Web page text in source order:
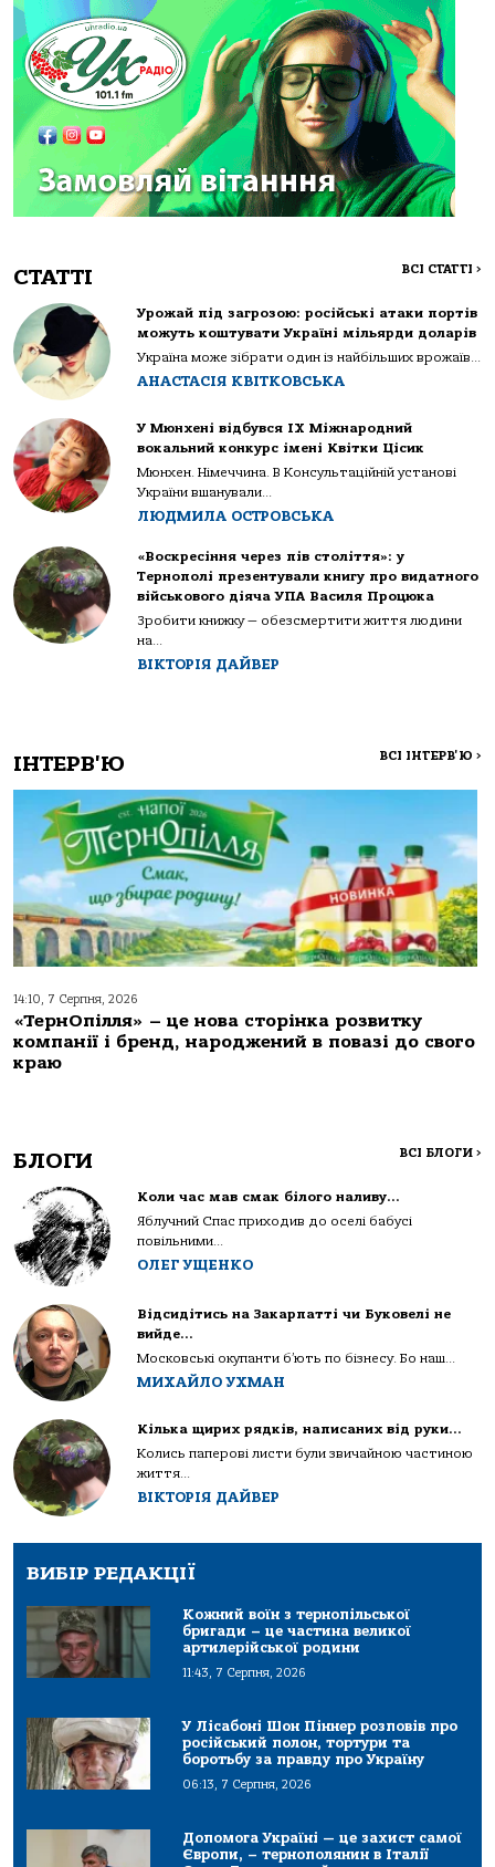
СТАТТІ ВСІ СТАТТІ >
Урожай під загрозою: російські атаки портів
можуть коштувати Україні мільярди доларів
Україна може зібрати один із найбільших врожаїв...
АНАСТАСІЯ КВІТКОВСЬКА
У Мюнхені відбувся IX Міжнародний
вокальний конкурс імені Квітки Цісик
Мюнхен. Німеччина. В Консультаційній установі
України вшанували...
ЛЮДМИЛА ОСТРОВСЬКА
«Воскресіння через пів століття»: у
Тернополі презентували книгу про видатного
військового діяча УПА Василя Процюка
Зробити книжку — обезсмертити життя людини
на...
ВІКТОРІЯ ДАЙВЕР
ІНТЕРВ'Ю ВСІ ІНТЕРВ'Ю >
14:10, 7 Серпня, 2026
«ТернОпілля» – це нова сторінка розвитку
компанії і бренд, народжений в повазі до свого
краю
БЛОГИ ВСІ БЛОГИ >
Коли час мав смак білого наливу…
Яблучний Спас приходив до оселі бабусі
повільними...
ОЛЕГ УЩЕНКО
Відсидітись на Закарпатті чи Буковелі не
вийде…
Московські окупанти б’ють по бізнесу. Бо наш...
МИХАЙЛО УХМАН
Кілька щирих рядків, написаних від руки…
Колись паперові листи були звичайною частиною
життя...
ВІКТОРІЯ ДАЙВЕР
ВИБІР РЕДАКЦІЇ
Кожний воїн з тернопільської
бригади – це частина великої
артилерійської родини
11:43, 7 Серпня, 2026
У Лісабоні Шон Піннер розповів про
російський полон, тортури та
боротьбу за правду про Україну
06:13, 7 Серпня, 2026
Допомога Україні — це захист самої
Європи, – тернополянин в Італії